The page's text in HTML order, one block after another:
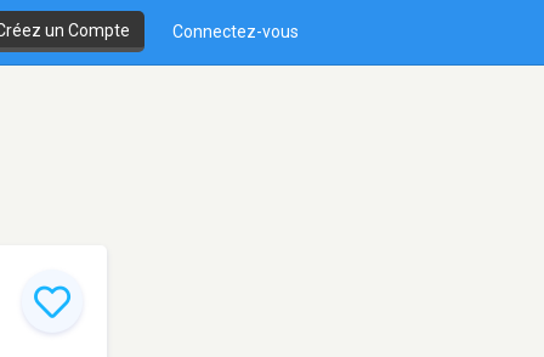
un Compte Connectez-vous